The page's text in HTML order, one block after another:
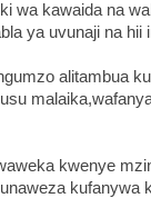
wa kawaida na
ya uvunaji na hii
alitambua
kwenye
kufanywa